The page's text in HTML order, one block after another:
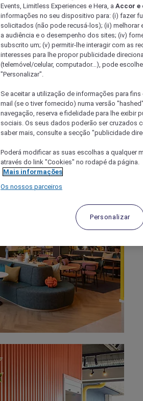
Events, Limitless Experiences e Hera, a Accor e
informações no seu dispositivo para: (i) fazer
solicitados (não pode recusá-los); (ii)
a audiência e o desempenho dos sites; (iv)
subscrito um; (v) permitir-lhe interagir com as
interesses para lhe propor publicidade
(telemóvel/celular, computador...), pode
"Personalizar".
Se aceitar a utilização de informações para
mail (se o tiver fornecido) numa versão
navegação, reserva e fidelidade para lhe exibir
sociais. Os seus dados poderão ser cruzados
saber mais, consulte a secção "publicidade
Poderá modificar as suas escolhas a qualquer
através do link "Cookies" no rodapé da página.
Mais informações
Os nossos parceiros
Personalizar